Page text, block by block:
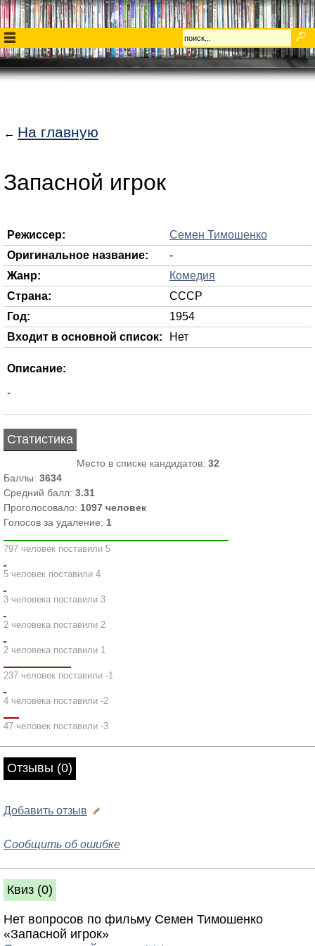
← На главную
Запасной игрок
Режиссер:
Семен Тимошенко
Оригинальное название:
-
Жанр:
Комедия
Страна:
СССР
Год:
1954
Входит в основной список:
Нет
Описание:
-
Статистика
Место в списке кандидатов: 32
Баллы: 3634
Средний балл: 3.31
Проголосовало: 1097 человек
Голосов за удаление: 1
797 человек поставили 5
5 человек поставили 4
3 человека поставили 3
2 человека поставили 2
2 человека поставили 1
237 человек поставили -1
4 человека поставили -2
47 человек поставили -3
Отзывы (0)
Добавить отзыв
Сообщить об ошибке
Квиз (0)
Нет вопросов по фильму Семен Тимошенко
«Запасной игрок»